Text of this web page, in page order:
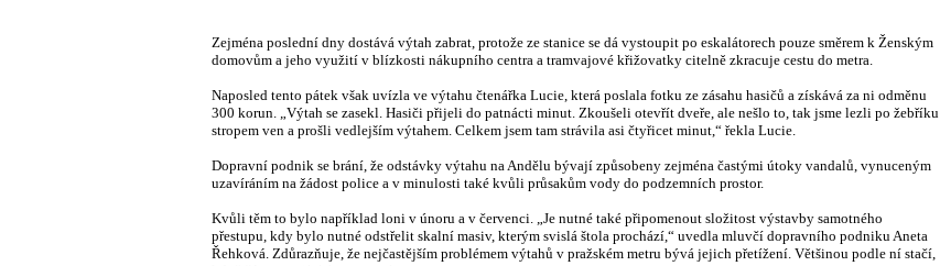
Zejména poslední dny dostává výtah zabrat, protože ze stanice se dá vystoupit po eskalátorech pouze směrem k Ženským
domovům a jeho využití v blízkosti nákupního centra a tramvajové křižovatky citelně zkracuje cestu do metra.
Naposled tento pátek však uvízla ve výtahu čtenářka Lucie, která poslala fotku ze zásahu hasičů a získává za ni odměnu
300 korun. „Výtah se zasekl. Hasiči přijeli do patnácti minut. Zkoušeli otevřít dveře, ale nešlo to, tak jsme lezli po žebříku
stropem ven a prošli vedlejším výtahem. Celkem jsem tam strávila asi čtyřicet minut,“ řekla Lucie.
Dopravní podnik se brání, že odstávky výtahu na Andělu bývají způsobeny zejména častými útoky vandalů, vynuceným
uzavíráním na žádost police a v minulosti také kvůli průsakům vody do podzemních prostor.
Kvůli těm to bylo například loni v únoru a v červenci. „Je nutné také připomenout složitost výstavby samotného
přestupu, kdy bylo nutné odstřelit skalní masiv, kterým svislá štola prochází,“ uvedla mluvčí dopravního podniku Aneta
Řehková. Zdůrazňuje, že nejčastějším problémem výtahů v pražském metru bývá jejich přetížení. Většinou podle ní stačí,